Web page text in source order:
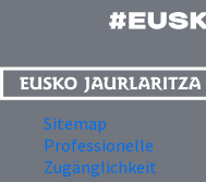
Sitemap
Professionelle
Zugänglichkeit